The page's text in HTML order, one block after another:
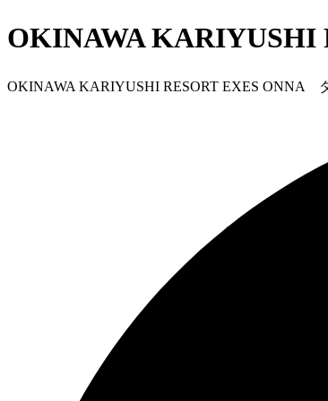
OKINAWA
OKINAWA KARIYUSHI RESORT EXES ONNA